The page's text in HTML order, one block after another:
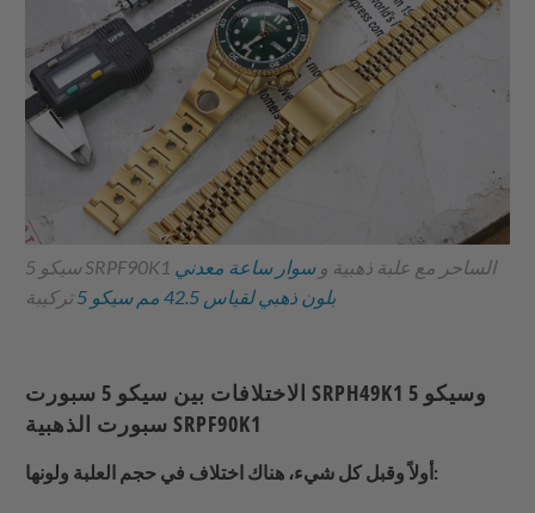
سيكو 5 SRPF90K1 الساحر مع علبة ذهبية وسوار ساعة معدني
بلون ذهبي لقياس 42.5 مم سيكو 5
تركيبة
الاختلافات بين سيكو 5 سبورت SRPH49K1 وسيكو 5
سبورت الذهبية SRPF90K1
أولاً وقبل كل شيء، هناك اختلاف في حجم العلبة ولونها: